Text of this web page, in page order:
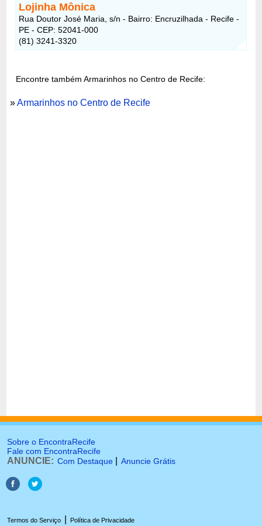
Lojinha Mônica
Rua Doutor José Maria, s/n - Bairro: Encruzilhada - Recife -
PE - CEP: 52041-000
(81) 3241-3320
Encontre também Armarinhos no Centro de Recife:
»Armarinhos no Centro de Recife
Sobre o EncontraRecife
Fale com EncontraRecife
ANUNCIE: Com Destaque Anuncie Grátis
Termos do Serviço Política de Privacidade